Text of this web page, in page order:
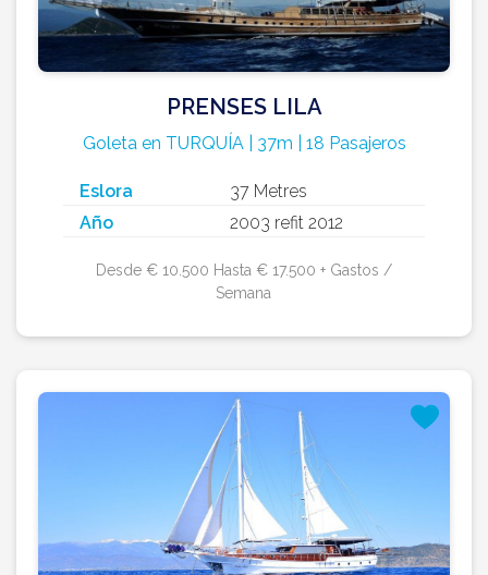
PRENSES LILA
Goleta en TURQUÍA | 37m | 18 Pasajeros
Eslora
37 Metres
Año
2003 refit 2012
Desde € 10.500 Hasta € 17.500 + Gastos /
Semana